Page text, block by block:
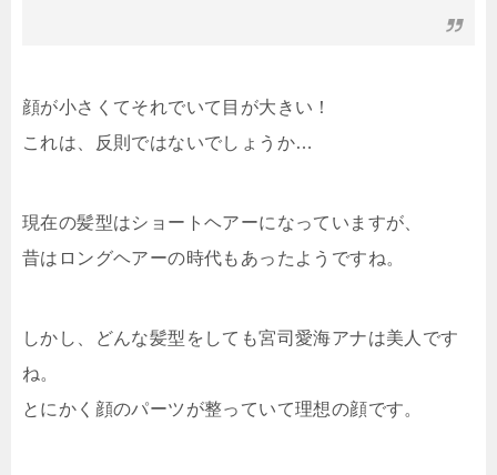
顔が小さくてそれでいて目が大きい！
これは、反則ではないでしょうか…
現在の髪型はショートヘアーになっていますが、
昔はロングヘアーの時代もあったようですね。
しかし、どんな髪型をしても宮司愛海アナは美人です
ね。
とにかく顔のパーツが整っていて理想の顔です。